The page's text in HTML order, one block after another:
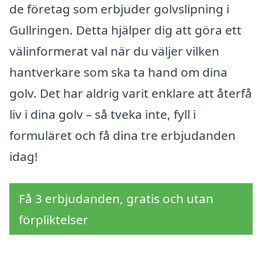
de företag som erbjuder golvslipning i
Gullringen. Detta hjälper dig att göra ett
välinformerat val när du väljer vilken
hantverkare som ska ta hand om dina
golv. Det har aldrig varit enklare att återfå
liv i dina golv – så tveka inte, fyll i
formuläret och få dina tre erbjudanden
idag!
Få 3 erbjudanden, gratis och utan
förpliktelser